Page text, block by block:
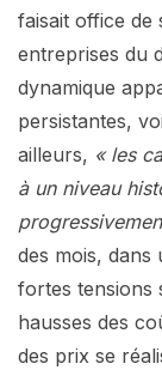
faisait office de
entreprises du
dynamique
persistantes,
ailleurs, « les
à un niveau
des mois,
fortes tensions
hausses des
des prix se